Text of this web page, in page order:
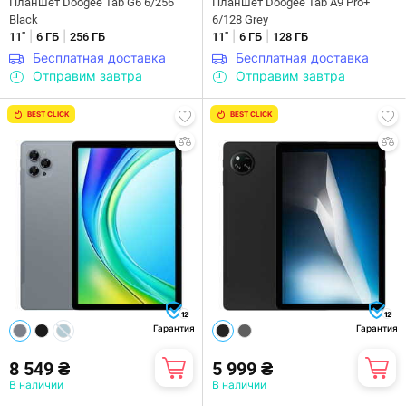
Black
11"
6 ГБ 256 ГБ
Бесплатная доставка
Отправим завтра
6/128 Grey
11"
6 ГБ 128 ГБ
Бесплатная доставка
Отправим завтра
BEST CLICK
12
Гарантия
8 549 ₴
В наличии
BEST CLICK
12
Гарантия
5 999 ₴
В наличии